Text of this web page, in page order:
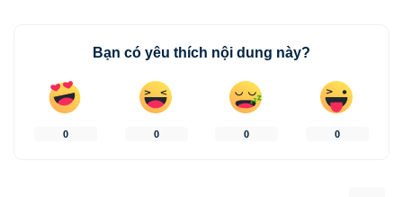
Bạn có yêu thích nội dung này?
0 0 0 0